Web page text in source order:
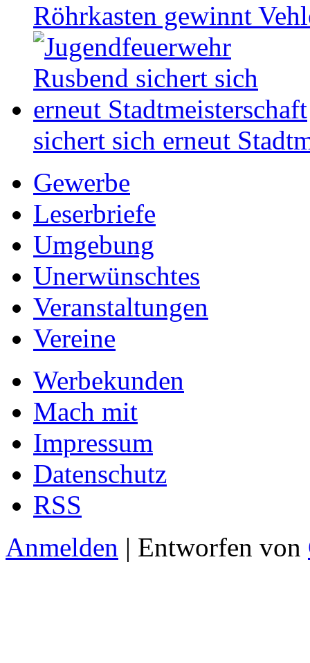
Röhrkasten gewinnt
sichert sich erneut
Gewerbe
Leserbriefe
Umgebung
Unerwünschtes
Veranstaltungen
Vereine
Werbekunden
Mach mit
Impressum
Datenschutz
RSS
Anmelden | Entworfen von